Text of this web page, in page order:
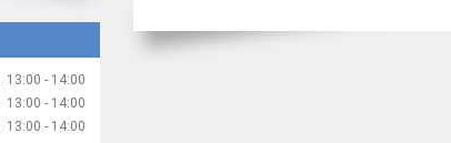
13:00
14:00
13:00
14:00
13:00
14:00